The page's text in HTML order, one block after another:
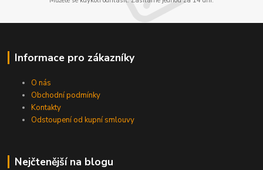
Informace pro zákazníky
O nás
Obchodní podmínky
Kontakty
Odstoupení od kupní smlouvy
Nejčtenější na blogu